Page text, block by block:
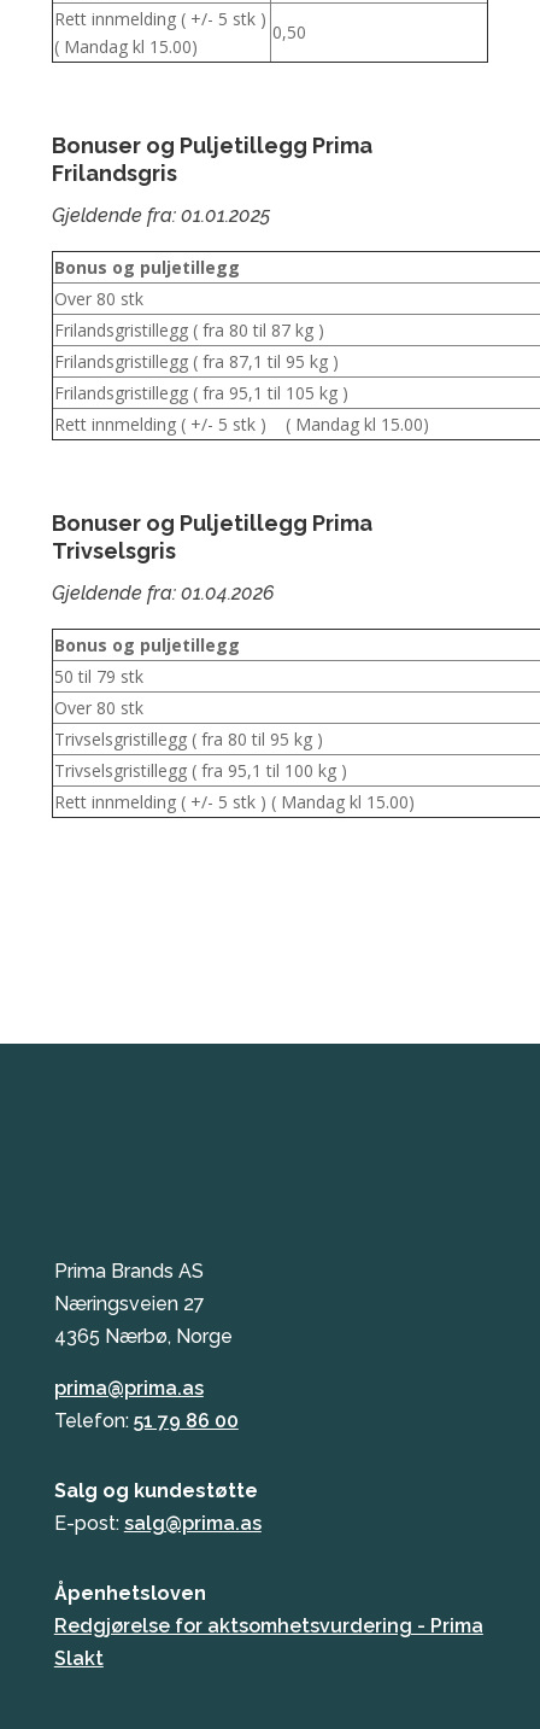
Rett innmelding ( +/- 5 stk )
( Mandag kl 15.00)
0,50
Bonuser og Puljetillegg Prima
Frilandsgris
Gjeldende fra: 01.01.2025
Bonus og puljetillegg
Over 80 stk
Frilandsgristillegg ( fra 80 til 87 kg )
Frilandsgristillegg ( fra 87,1 til 95 kg )
Frilandsgristillegg ( fra 95,1 til 105 kg )
Rett innmelding ( +/- 5 stk ) ( Mandag kl 15.00)
Bonuser og Puljetillegg Prima
Trivselsgris
Gjeldende fra: 01.04.2026
Bonus og puljetillegg
50 til 79 stk
Over 80 stk
Trivselsgristillegg ( fra 80 til 95 kg )
Trivselsgristillegg ( fra 95,1 til 100 kg )
Rett innmelding ( +/- 5 stk ) ( Mandag kl 15.00)
Prima Brands AS
Næringsveien 27
4365 Nærbø, Norge
prima@prima.as
Telefon: 51 79 86 00
Salg og kundestøtte
E-post: salg@prima.as
Åpenhetsloven
Redgjørelse for aktsomhetsvurdering - Prima
Slakt